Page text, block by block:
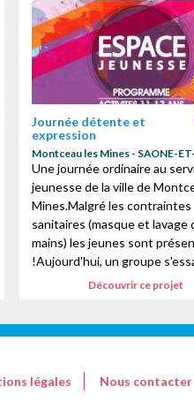
Journée détente et
expression
Montceau les Mines - SAONE-
Une journée ordinaire au
jeunesse de la ville de
Mines.Malgré les contraintes
sanitaires (masque et lavage
mains) les jeunes sont
!Aujourd'hui, un groupe
dessin et à l'...Découvrir ce projet
légales Nous contacter